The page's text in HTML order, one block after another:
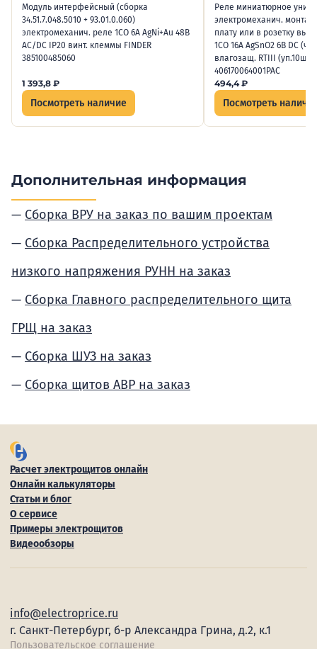
Модуль интерфейсный (сборка
34.51.7.048.5010 + 93.01.0.060)
электромеханич. реле 1CO 6А AgNi+Au 48В
AC/DC IP20 винт. клеммы FINDER
385100485060
1 393,8 ₽
Посмотреть наличие
Реле миниатюрное
электромеханич.
плату или в розетку
1CO 16А AgSnO2 6В DC
влагозащ. RTIII (уп.10шт)
406170064001PAC
494,4₽
Посмотреть
Дополнительная информация
Сборка ВРУ на заказ по вашим проектам
Сборка Распределительного устройства
низкого напряжения РУНН на заказ
Сборка Главного распределительного щита
ГРЩ на заказ
Сборка ШУЗ на заказ
Сборка щитов АВР на заказ
Расчет электрощитов онлайн
Онлайн калькуляторы
Статьи и блог
О сервисе
Примеры электрощитов
Видеообзоры
info@electroprice.ru
г. Санкт-Петербург, б-р Александра Грина, д.2, к.1
Пользовательское соглашение